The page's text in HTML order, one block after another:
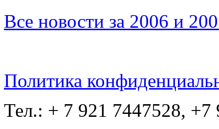
Все новости за 2006 и
Политика
Тел.: + 7 921 7447528, +7